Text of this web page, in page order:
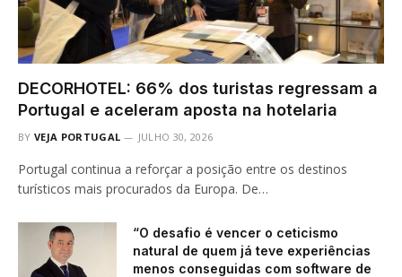
DECORHOTEL: 66% dos turistas regressam a
Portugal e aceleram aposta na hotelaria
BY VEJA PORTUGAL JULHO 30, 2026
Portugal continua a reforçar a posição entre os destinos
turísticos mais procurados da Europa. De…
“O desafio é vencer o ceticismo
natural de quem já teve experiências
menos conseguidas com software de